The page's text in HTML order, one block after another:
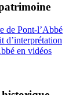
de Pont-l’Abbé
d’interprétation
en vidéos